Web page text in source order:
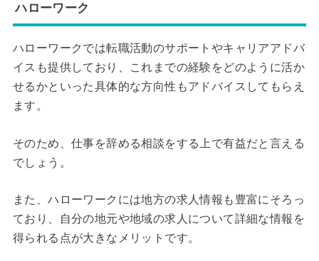
ハローワーク
ハローワークでは転職活動のサポートやキャリアアドバ
イスも提供しており、これまでの経験をどのように活か
せるかといった具体的な方向性もアドバイスしてもらえ
ます。
そのため、仕事を辞める相談をする上で有益だと言える
でしょう。
また、ハローワークには地方の求人情報も豊富にそろっ
ており、自分の地元や地域の求人について詳細な情報を
得られる点が大きなメリットです。